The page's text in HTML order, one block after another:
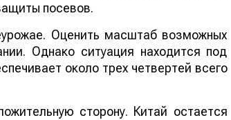
посевов.
Оценить масштаб возможных
Однако ситуация находится под
около трех четвертей всего
сторону. Китай остается